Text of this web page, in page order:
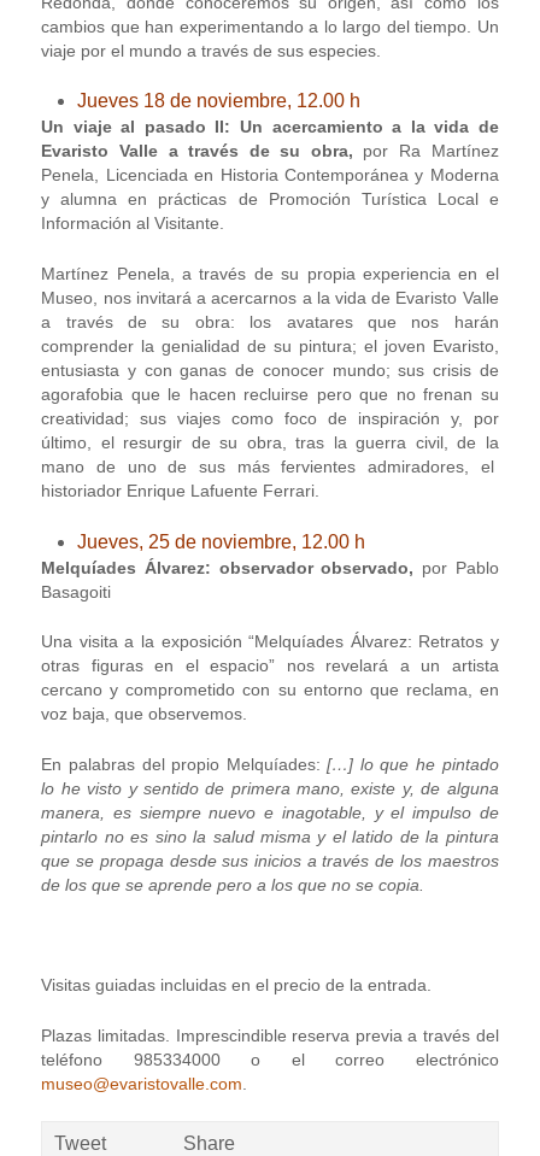
cambios que han experimentando a lo largo del tiempo. Un
viaje por el mundo a través de sus especies.
Jueves 18 de noviembre, 12.00 h
Un viaje al pasado II: Un acercamiento a la vida de
Evaristo Valle a través de su obra, por Ra Martínez
Penela, Licenciada en Historia Contemporánea y Moderna
y alumna en prácticas de Promoción Turística Local e
Información al Visitante.
Martínez Penela, a través de su propia experiencia en el
Museo, nos invitará a acercarnos a la vida de Evaristo Valle
a través de su obra: los avatares que nos harán
comprender la genialidad de su pintura; el joven Evaristo,
entusiasta y con ganas de conocer mundo; sus crisis de
agorafobia que le hacen recluirse pero que no frenan su
creatividad; sus viajes como foco de inspiración y, por
último, el resurgir de su obra, tras la guerra civil, de la
mano de uno de sus más fervientes admiradores, el
historiador Enrique Lafuente Ferrari.
Jueves, 25 de noviembre, 12.00 h
Melquíades Álvarez: observador observado, por Pablo
Basagoiti
Una visita a la exposición “Melquíades Álvarez: Retratos y
otras figuras en el espacio” nos revelará a un artista
cercano y comprometido con su entorno que reclama, en
voz baja, que observemos.
En palabras del propio Melquíades:[…] lo que he pintado
lo he visto y sentido de primera mano, existe y, de alguna
manera, es siempre nuevo e inagotable, y el impulso de
pintarlo no es sino la salud misma y el latido de la pintura
que se propaga desde sus inicios a través de los maestros
de los que se aprende pero a los que no se copia.
Visitas guiadas incluidas en el precio de la entrada.
Plazas limitadas. Imprescindible reserva previa a través del
teléfono 985334000 o el correo electrónico
museo@evaristovalle.com
Tweet Share